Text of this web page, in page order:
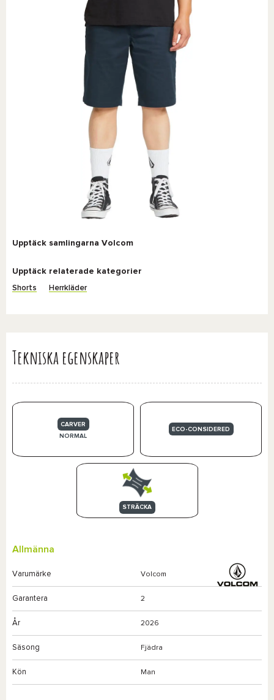
Upptäck samlingarna Volcom
Upptäck relaterade kategorier
Shorts Herrkläder
Tekniska egenskaper
CARVER
NORMAL
ECO-CONSIDERED
STRÄCKA
Allmänna
Varumärke Volcom
Garantera 2
År 2026
Säsong Fjädra
Kön Man